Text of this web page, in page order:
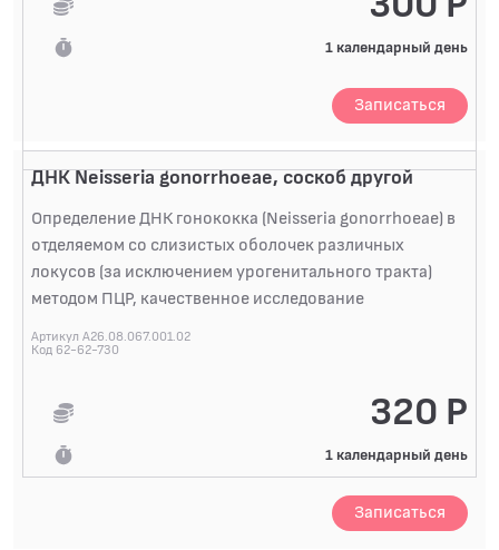
1 календарный день
Записаться
ДНК Neisseria gonorrhoeae, соскоб другой
Определение ДНК гонококка (Neisseria gonorrhoeae) в
отделяемом со слизистых оболочек различных
локусов (за исключением урогенитального тракта)
методом ПЦР, качественное исследование
Артикул A26.08.067.001.02
Код 62-62-730
320 Р
1 календарный день
Записаться